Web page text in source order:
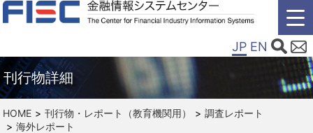
JP EN
刊行物詳細
HOME 刊行物・レポート（教育機関用）
調査レポート
海外レポート